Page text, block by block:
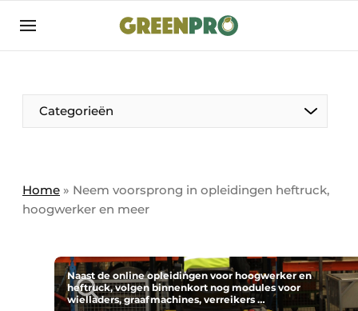
Aanmelden
Bedrijven
Bedrijven
Direct contact
Evenement aanmelden
groenprofessional
Meest gelezen
Categorieën
Home » Neem voorsprong in opleidingen heftruck,
hoogwerker en meer
Naast de online opleidingen voor hoogwerker en
heftruck, volgen binnenkort nog modules voor
wielladers, graafmachines, verreikers …